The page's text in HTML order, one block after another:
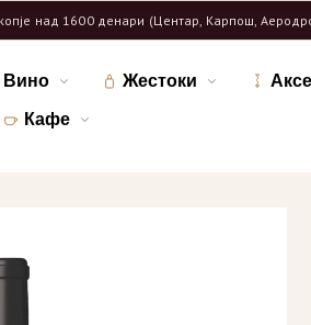
над 1600 денари (Центар, Карпош,
Вино Жестоки
Кафе